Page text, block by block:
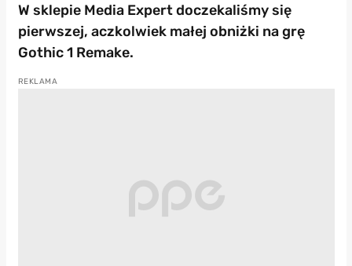
W sklepie Media Expert doczekaliśmy się
pierwszej, aczkolwiek małej obniżki na grę
Gothic 1 Remake.